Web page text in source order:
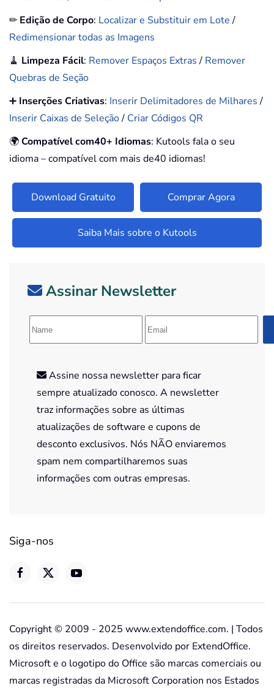
✏ Edição de Corpo: Localizar e Substituir em Lote/
Redimensionar todas as Imagens
🧹 Limpeza Fácil: Remover Espaços Extras/ Remover
Quebras de Seção
➕ Inserções Criativas: Inserir Delimitadores de Milhares/
Inserir Caixas de Seleção/ Criar Códigos QR
🌍Compatível com40+ Idiomas: Kutools fala o seu
idioma – compatível com mais de40 idiomas!
Download Gratuito Comprar Agora
Saiba Mais sobre o Kutools
Assinar Newsletter
Assine nossa newsletter para ficar
sempre atualizado conosco. A newsletter
traz informações sobre as últimas
atualizações de software e cupons de
desconto exclusivos. Nós NÃO enviaremos
spam nem compartilharemos suas
informações com outras empresas.
Siga-nos
Copyright © 2009 - 2025 www.extendoffice.com. | Todos
os direitos reservados. Desenvolvido por ExtendOffice.
Microsoft e o logotipo do Office são marcas comerciais ou
marcas registradas da Microsoft Corporation nos Estados